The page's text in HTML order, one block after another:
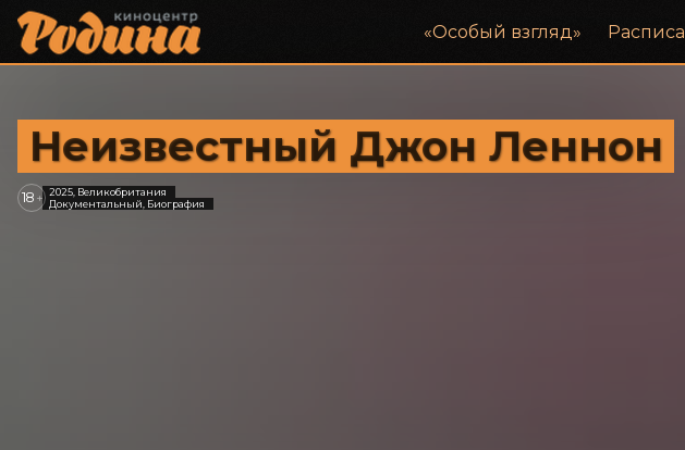
«‎Особый взгляд»
Неизвестный Джон Леннон
18 + 2025, Великобритания
Документальный, Биография